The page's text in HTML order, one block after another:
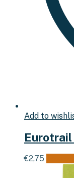
Add to
Eurotrail
€2,75